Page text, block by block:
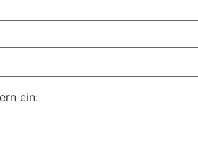
ein: